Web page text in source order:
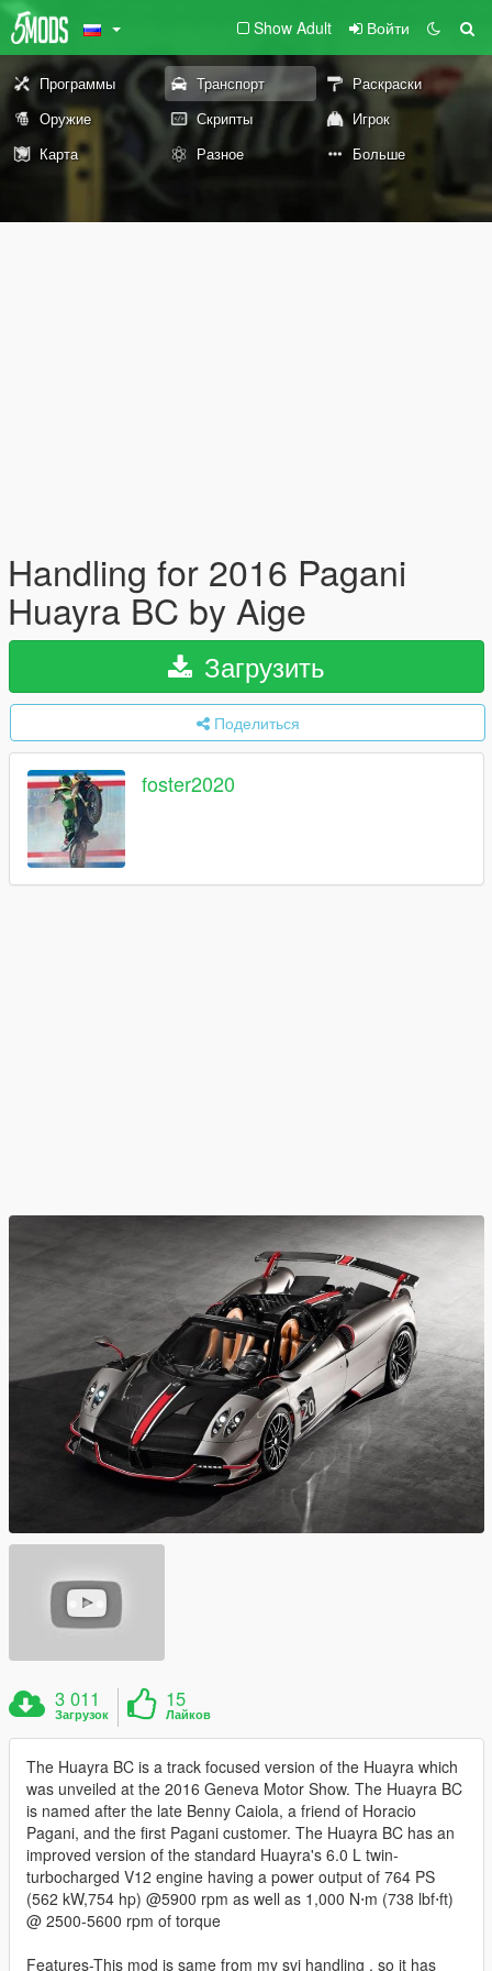
Show Adult Войти
Программы Транспорт
Раскраски
Оружие
Скрипты
Игрок
Карта
Разное Больше
Handling for 2016 Pagani
Huayra BC by Aige
Загрузить
Поделиться
foster2020
3 011
Загрузок
15
Лайков
The Huayra BC is a track focused version of the Huayra which
was unveiled at the 2016 Geneva Motor Show. The Huayra BC
is named after the late Benny Caiola, a friend of Horacio
Pagani, and the first Pagani customer. The Huayra BC has an
improved version of the standard Huayra's 6.0 L twin-
turbocharged V12 engine having a power output of 764 PS
(562 kW,754 hp) @5900 rpm as well as 1,000 N⋅m (738 lbf⋅ft)
@ 2500-5600 rpm of torque
Features-This mod is same from my svj handling , so it has